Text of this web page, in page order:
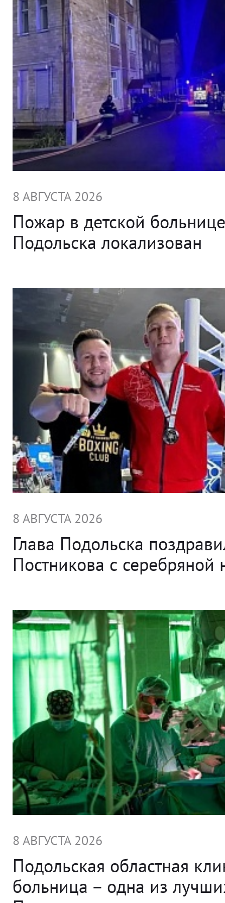
8 АВГУСТА 2026
Пожар в детской больнице
Подольска локализован
8 АВГУСТА 2026
Глава Подольска
Постникова с серебряной
8 АВГУСТА 2026
Подольская областная
больница – одна из